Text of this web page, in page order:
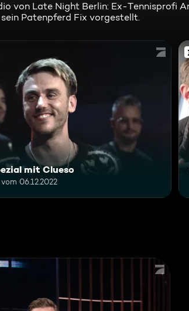
von Late Night Berlin: Ex-Tennisprofi
Patenpferd Fix vorgestellt.
mit Clueso
06.12.2022